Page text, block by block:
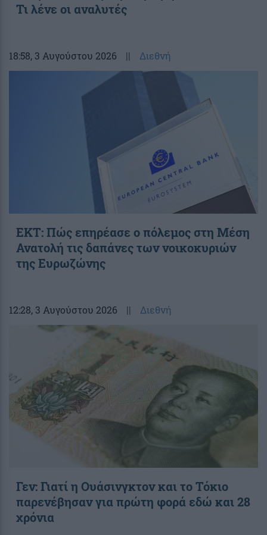
Τι λένε οι αναλυτές
18:58, 3 Αυγούστου 2026 || Διεθνή
ΕΚΤ: Πώς επηρέασε ο πόλεμος στη Μέση
Ανατολή τις δαπάνες των νοικοκυριών
της Ευρωζώνης
12:28, 3 Αυγούστου 2026 || Διεθνή
Γεν: Γιατί η Ουάσινγκτον και το Τόκιο
παρενέβησαν για πρώτη φορά εδώ και 28
χρόνια